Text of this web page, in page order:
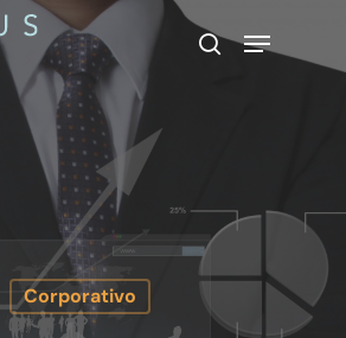
para buscar o ESC
Corporativo